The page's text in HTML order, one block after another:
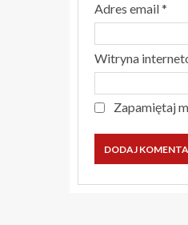
Adres email*
Witryna
Zapamiętaj